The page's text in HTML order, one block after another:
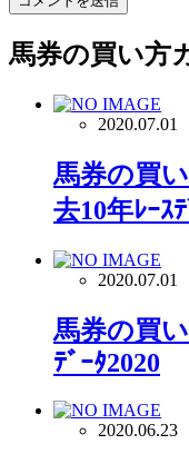
馬券の買い方
2020.07.01
馬券の買
去10年ﾚｰｽ
2020.07.01
馬券の買
ﾃﾞｰﾀ2020
2020.06.23